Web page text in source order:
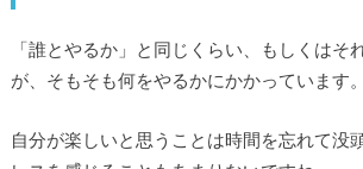
「誰とやるか」と同じくらい、もしくはそ
が、そもそも何をやるかにかかっています。
自分が楽しいと思うことは時間を忘れて没